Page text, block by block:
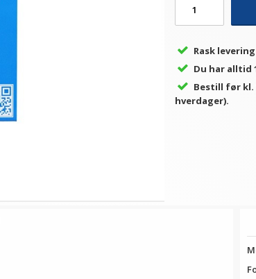
Rask
Du har alltid
Bestill før kl.
hverdager).